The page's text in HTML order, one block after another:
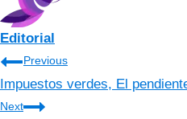
Editorial
Navegación
de
Previous
Impuestos verdes, El
Next